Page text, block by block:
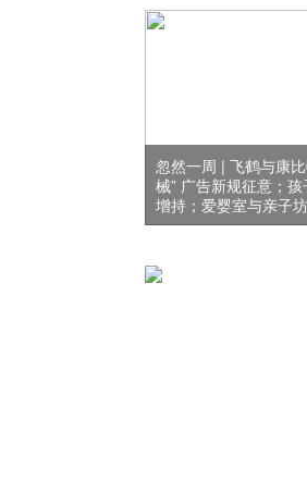
忽然一周 | 飞鹤与康
械” 广告新规征意；
增持；爱婴室与亲子